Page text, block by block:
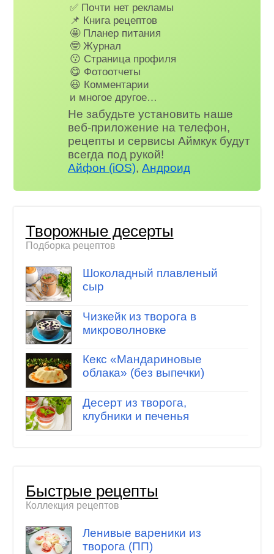
✅ Почти нет рекламы
📌 Книга рецептов
🤩 Планер питания
🤓 Журнал
😗 Страница профиля
😋 Фотоотчеты
😃 Комментарии
и многое другое…
Не забудьте установить наше
веб-приложение на телефон,
рецепты и сервисы Аймкук будут
всегда под рукой!
Айфон (iOS),Андроид
Творожные десерты
Подборка рецептов
Шоколадный плавленый
сыр
Чизкейк из творога в
микроволновке
Кекс «Мандариновые
облака» (без выпечки)
Десерт из творога,
клубники и печенья
Быстрые рецепты
Коллекция рецептов
Ленивые вареники из
творога (ПП)